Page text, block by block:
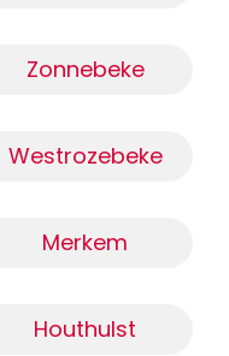
Zonnebeke
Westrozebeke
Merkem
Houthulst